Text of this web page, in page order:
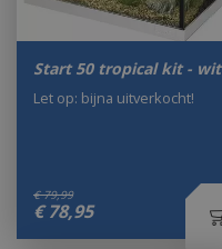
Start 50 tropical kit - wit
€ 79,99
€ 78,95
Let op: bijna uitverkocht!